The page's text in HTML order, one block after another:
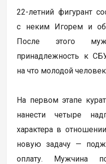
22-летний фигурант
с неким Игорем и
После этого
принадлежность к
на что молодой человек
На первом этапе
нанести четыре
характера в
новую задачу —
оплату. Мужчина